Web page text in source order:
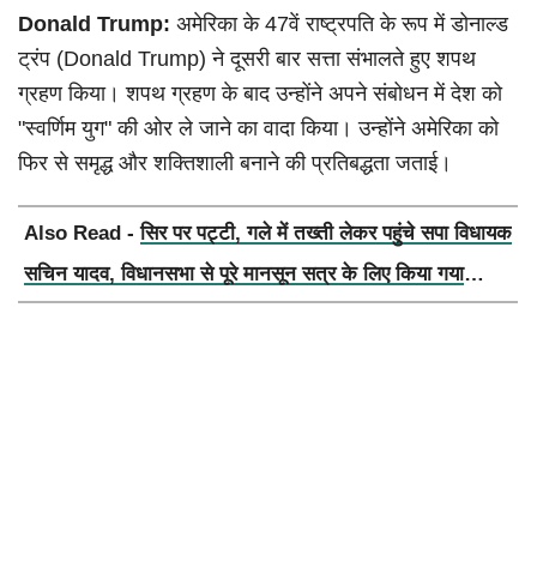
Donald Trump: अमेरिका के 47वें राष्ट्रपति के रूप में डोनाल्ड
ट्रंप (Donald Trump) ने दूसरी बार सत्ता संभालते हुए शपथ
ग्रहण किया। शपथ ग्रहण के बाद उन्होंने अपने संबोधन में देश को
"स्वर्णिम युग" की ओर ले जाने का वादा किया। उन्होंने अमेरिका को
फिर से समृद्ध और शक्तिशाली बनाने की प्रतिबद्धता जताई।
Also Read -सिर पर पट्टी, गले में तख्ती लेकर पहुंचे सपा विधायक
सचिन यादव, विधानसभा से पूरे मानसून सत्र के लिए किया गया